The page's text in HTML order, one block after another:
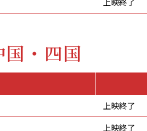
国・四国
上映終了
上映終了